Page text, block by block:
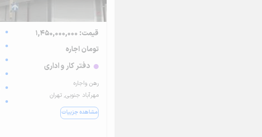
قیمت: 1,450,000,000
تومان اجاره
دفتر کار و اداری
رهن واجاره
مهرآباد جنوبی, تهران
مشاهده جزییات